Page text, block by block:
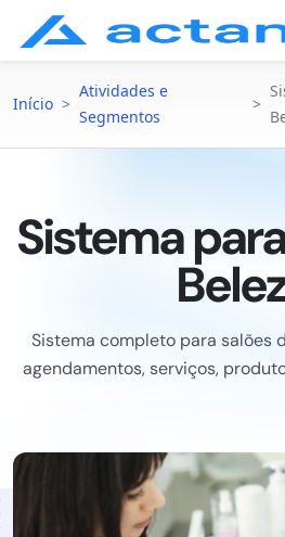
Início >
Atividades e
Segmentos
>
Sistema
Sistema completo para salões
agendamentos, serviços,